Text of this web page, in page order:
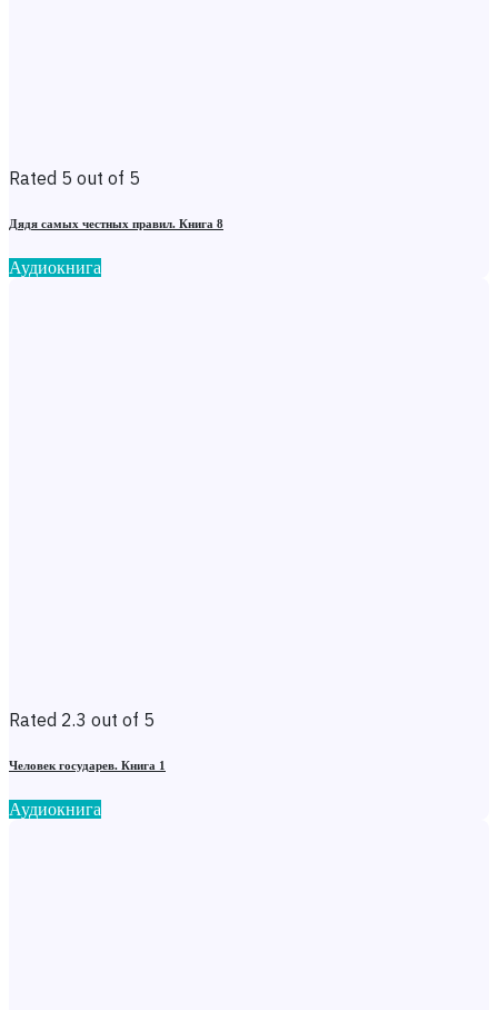
Rated 5 out of 5
Дядя самых честных правил. Книга 8
Аудиокнига
Rated 2.3 out of 5
Человек государев. Книга 1
Аудиокнига